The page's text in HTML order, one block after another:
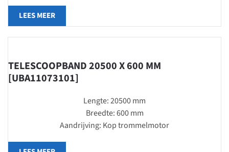
LEES MEER
TELESCOOPBAND 20500 X 600 MM
[UBA11073101]
Lengte: 20500 mm
Breedte: 600 mm
Aandrijving: Kop trommelmotor